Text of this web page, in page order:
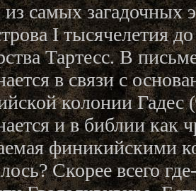
самых загадочных
I тысячелетия
Тартесс. В
в связи с
колонии
и в библии как
финикийскими
Скорее всего